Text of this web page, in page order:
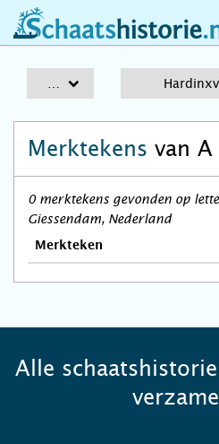
schaatshistorie.nl
Merktekens van
0 merktekens gevonden op
Giessendam, Nederland
Merkteken
Alle